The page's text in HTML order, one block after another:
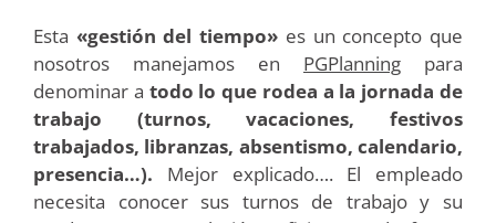
Esta «gestión del tiempo» es un concepto que
nosotros manejamos en PGPlanning para
denominar a todo lo que rodea a la jornada de
trabajo (turnos, vacaciones, festivos
trabajados, libranzas, absentismo, calendario,
presencia…). Mejor explicado…. El empleado
necesita conocer sus turnos de trabajo y su